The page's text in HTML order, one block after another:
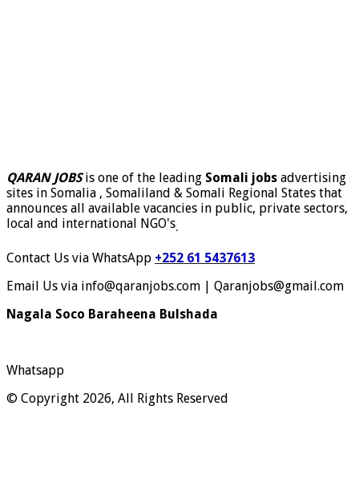
QARAN JOBSis one of the leading Somali jobs advertising
sites in Somalia , Somaliland & Somali Regional States that
announces all available vacancies in public, private sectors,
local and international NGO's.
Contact Us via WhatsApp +252 61 5437613
Email Us via info@qaranjobs.com | Qaranjobs@gmail.com
Nagala Soco Baraheena Bulshada
Whatsapp
© Copyright 2026, All Rights Reserved